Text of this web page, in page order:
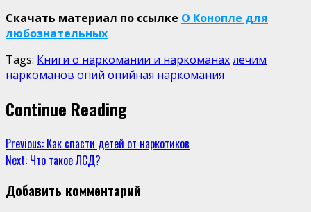
Скачать материал по ссылке О Конопле для
любознательных
Tags: Книги о наркомании и наркоманахлечим
наркоманов опий опийная наркомания
Continue Reading
Previous: Как спасти детей от наркотиков
Next: Что такое ЛСД?
Добавить комментарий